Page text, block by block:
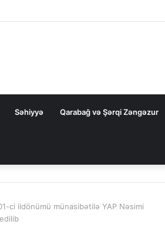
Səhiyyə Qarabağ və Şərqi Zəngəzur
ci ildönümü münasibətilə YAP Nəsimi